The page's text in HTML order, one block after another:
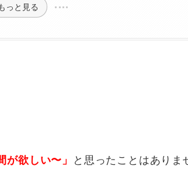
っと見る
が欲しい〜」 と思ったことはありま